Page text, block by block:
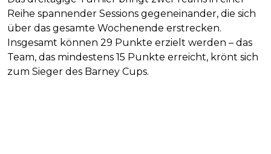
Reihe spannender Sessions gegeneinander, die sich
über das gesamte Wochenende erstrecken.
Insgesamt können 29 Punkte erzielt werden – das
Team, das mindestens 15 Punkte erreicht, krönt sich
zum Sieger des Barney Cups.